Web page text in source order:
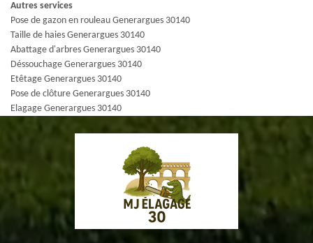
Autres services
Pose de gazon en rouleau Generargues 30140
Taille de haies Generargues 30140
Abattage d'arbres Generargues 30140
Déssouchage Generargues 30140
Etêtage Generargues 30140
Pose de clôture Generargues 30140
Elagage Generargues 30140